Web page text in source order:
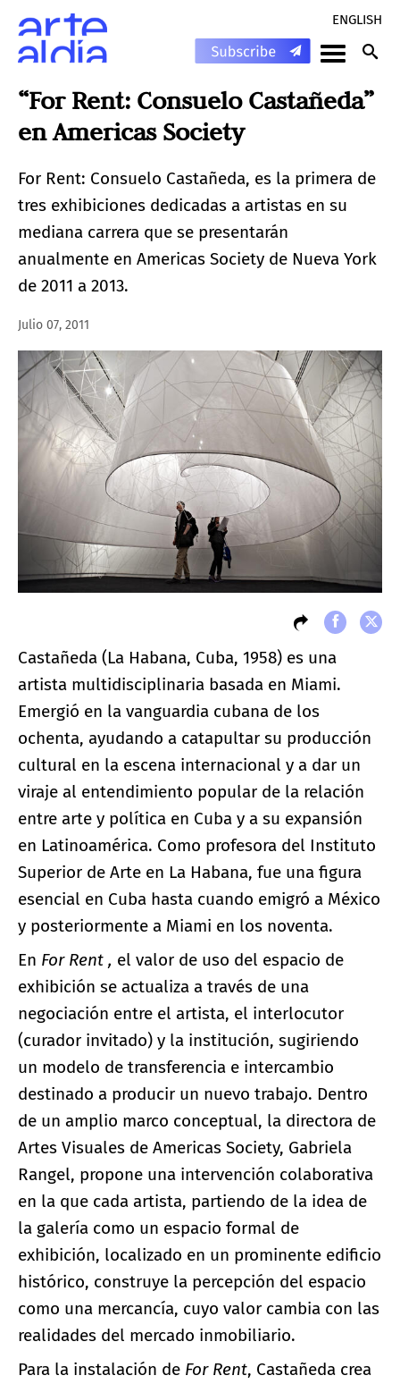
ENGLISH
“For Rent: Consuelo Castañeda”
en Americas Society
For Rent: Consuelo Castañeda, es la primera de
tres exhibiciones dedicadas a artistas en su
mediana carrera que se presentarán
anualmente en Americas Society de Nueva York
de 2011 a 2013.
Julio 07, 2011
Castañeda (La Habana, Cuba, 1958) es una
artista multidisciplinaria basada en Miami.
Emergió en la vanguardia cubana de los
ochenta, ayudando a catapultar su producción
cultural en la escena internacional y a dar un
viraje al entendimiento popular de la relación
entre arte y política en Cuba y a su expansión
en Latinoamérica. Como profesora del Instituto
Superior de Arte en La Habana, fue una figura
esencial en Cuba hasta cuando emigró a México
y posteriormente a Miami en los noventa.
En For Rent , el valor de uso del espacio de
exhibición se actualiza a través de una
negociación entre el artista, el interlocutor
(curador invitado) y la institución, sugiriendo
un modelo de transferencia e intercambio
destinado a producir un nuevo trabajo. Dentro
de un amplio marco conceptual, la directora de
Artes Visuales de Americas Society, Gabriela
Rangel, propone una intervención colaborativa
en la que cada artista, partiendo de la idea de
la galería como un espacio formal de
exhibición, localizado en un prominente edificio
histórico, construye la percepción del espacio
como una mercancía, cuyo valor cambia con las
realidades del mercado inmobiliario.
Para la instalación de For Rent, Castañeda crea